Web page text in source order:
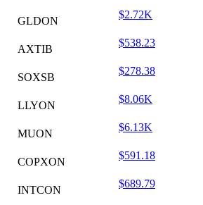
GLDON
$2.72K
AXTIB
$538.23
SOXSB
$278.38
LLYON
$8.06K
MUON
$6.13K
COPXON
$591.18
INTCON
$689.79